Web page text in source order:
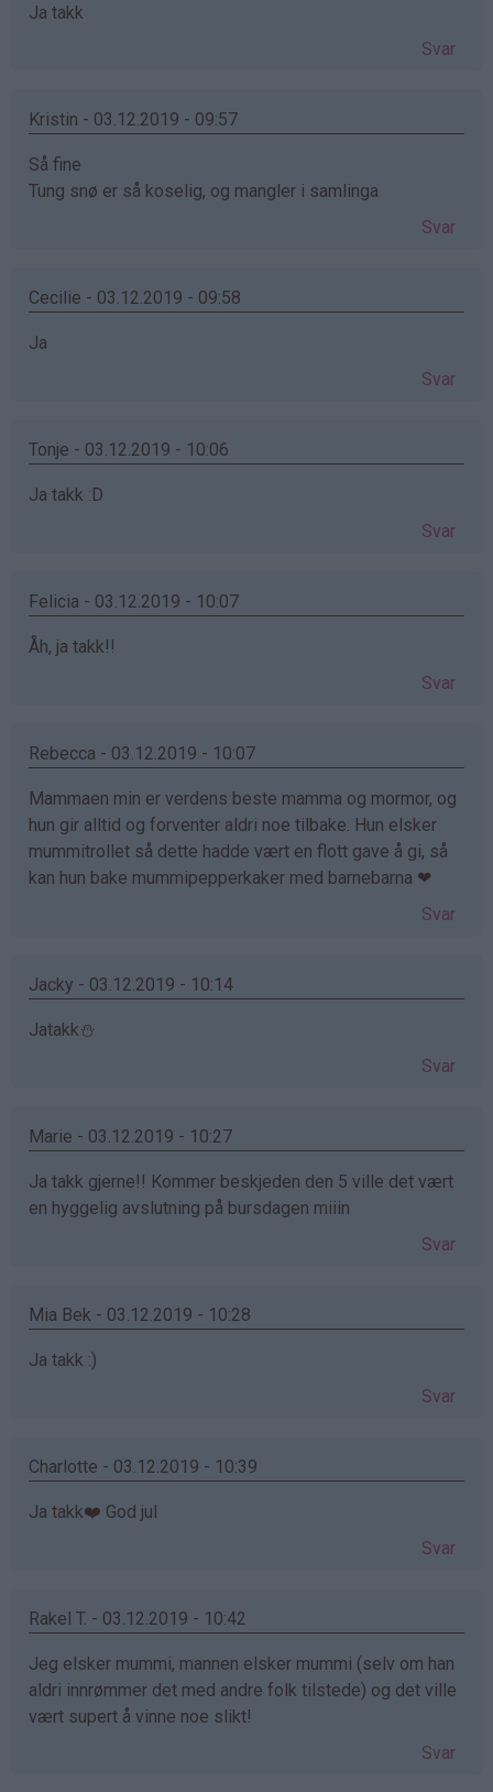
Ja takk
Svar
Kristin - 03.12.2019 - 09:57
Så fine
Tung snø er så koselig, og mangler i samlinga
Svar
Cecilie - 03.12.2019 - 09:58
Ja
Svar
Tonje - 03.12.2019 - 10:06
Ja takk :D
Svar
Felicia - 03.12.2019 - 10:07
Åh, ja takk!!
Svar
Rebecca - 03.12.2019 - 10:07
Mammaen min er verdens beste mamma og mormor, og
hun gir alltid og forventer aldri noe tilbake. Hun elsker
mummitrollet så dette hadde vært en flott gave å gi, så
kan hun bake mummipepperkaker med barnebarna ❤
Svar
Jacky - 03.12.2019 - 10:14
Jatakk⛄️
Svar
Marie - 03.12.2019 - 10:27
Ja takk gjerne!! Kommer beskjeden den 5 ville det vært
en hyggelig avslutning på bursdagen miiin
Svar
Mia Bek - 03.12.2019 - 10:28
Ja takk :)
Svar
Charlotte - 03.12.2019 - 10:39
Ja takk❤️ God jul
Svar
Rakel T. - 03.12.2019 - 10:42
Jeg elsker mummi, mannen elsker mummi (selv om han
aldri innrømmer det med andre folk tilstede) og det ville
vært supert å vinne noe slikt!
Svar